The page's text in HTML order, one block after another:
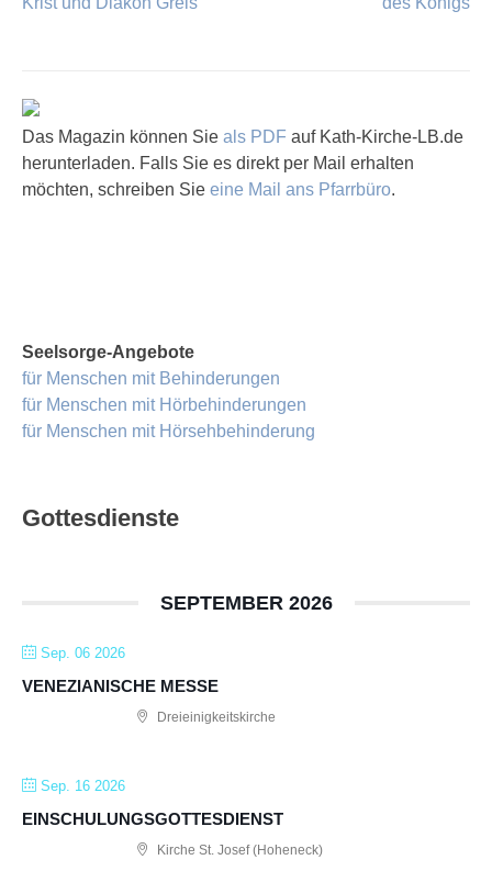
Das Magazin können Sie als PDF auf Kath-Kirche-LB.de
herunterladen. Falls Sie es direkt per Mail erhalten
möchten, schreiben Sie eine Mail ans Pfarrbüro.
Seelsorge-Angebote
für Menschen mit Behinderungen
für Menschen mit Hörbehinderungen
für Menschen mit Hörsehbehinderung
Gottesdienste
SEPTEMBER 2026
Sep. 06 2026
VENEZIANISCHE MESSE
Dreieinigkeitskirche
Sep. 16 2026
EINSCHULUNGSGOTTESDIENST
Kirche St. Josef (Hoheneck)